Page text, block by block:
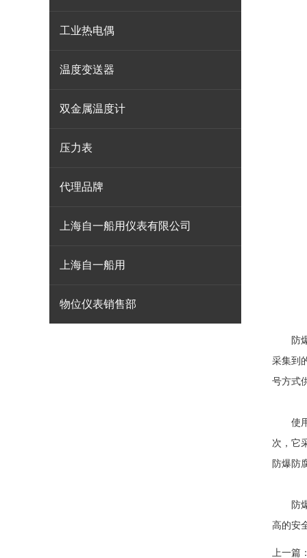
工业热电偶
温度变送器
双金属温度计
压力表
代理品牌
上海自一船用仪表有限公司
上海自一船用
物位仪表销售部
防爆
采集到
号方式
使用
次，它
防爆防
防爆
高的安
上一篇